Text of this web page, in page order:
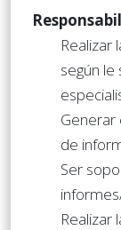
Realizar
según
Generar
de
Ser
Realizar